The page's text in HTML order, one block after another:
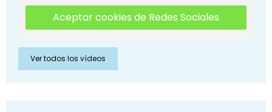
Aceptar cookies de Redes Sociales
Ver todos los vídeos